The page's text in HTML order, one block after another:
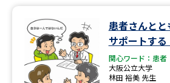
オープンキャンパス検索 実施
来場型・Web型イベント特集 夢ナビ
患者さんと
サポートする
関心ワード：患者
大阪公立大学
林田 裕美 先生